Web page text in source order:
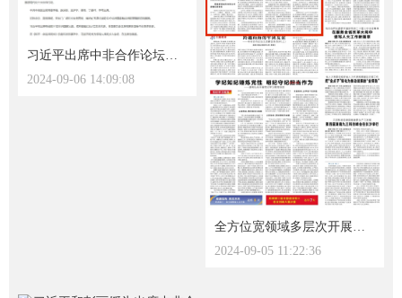
习近平出席中非合作论坛北京峰会开幕式并发表主旨讲话
2024-09-06 14:09:08
全方位宽领域多层次开展湘非交流合作
2024-09-05 11:22:36